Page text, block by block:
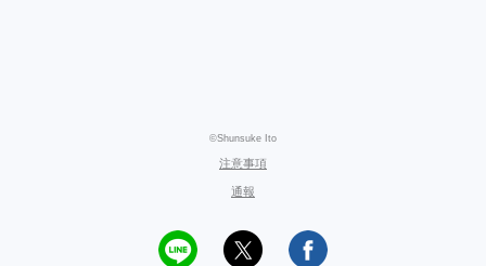
©Shunsuke Ito
注意事項
通報